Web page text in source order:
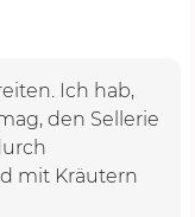
Ich hab,
den Sellerie
mit Kräutern